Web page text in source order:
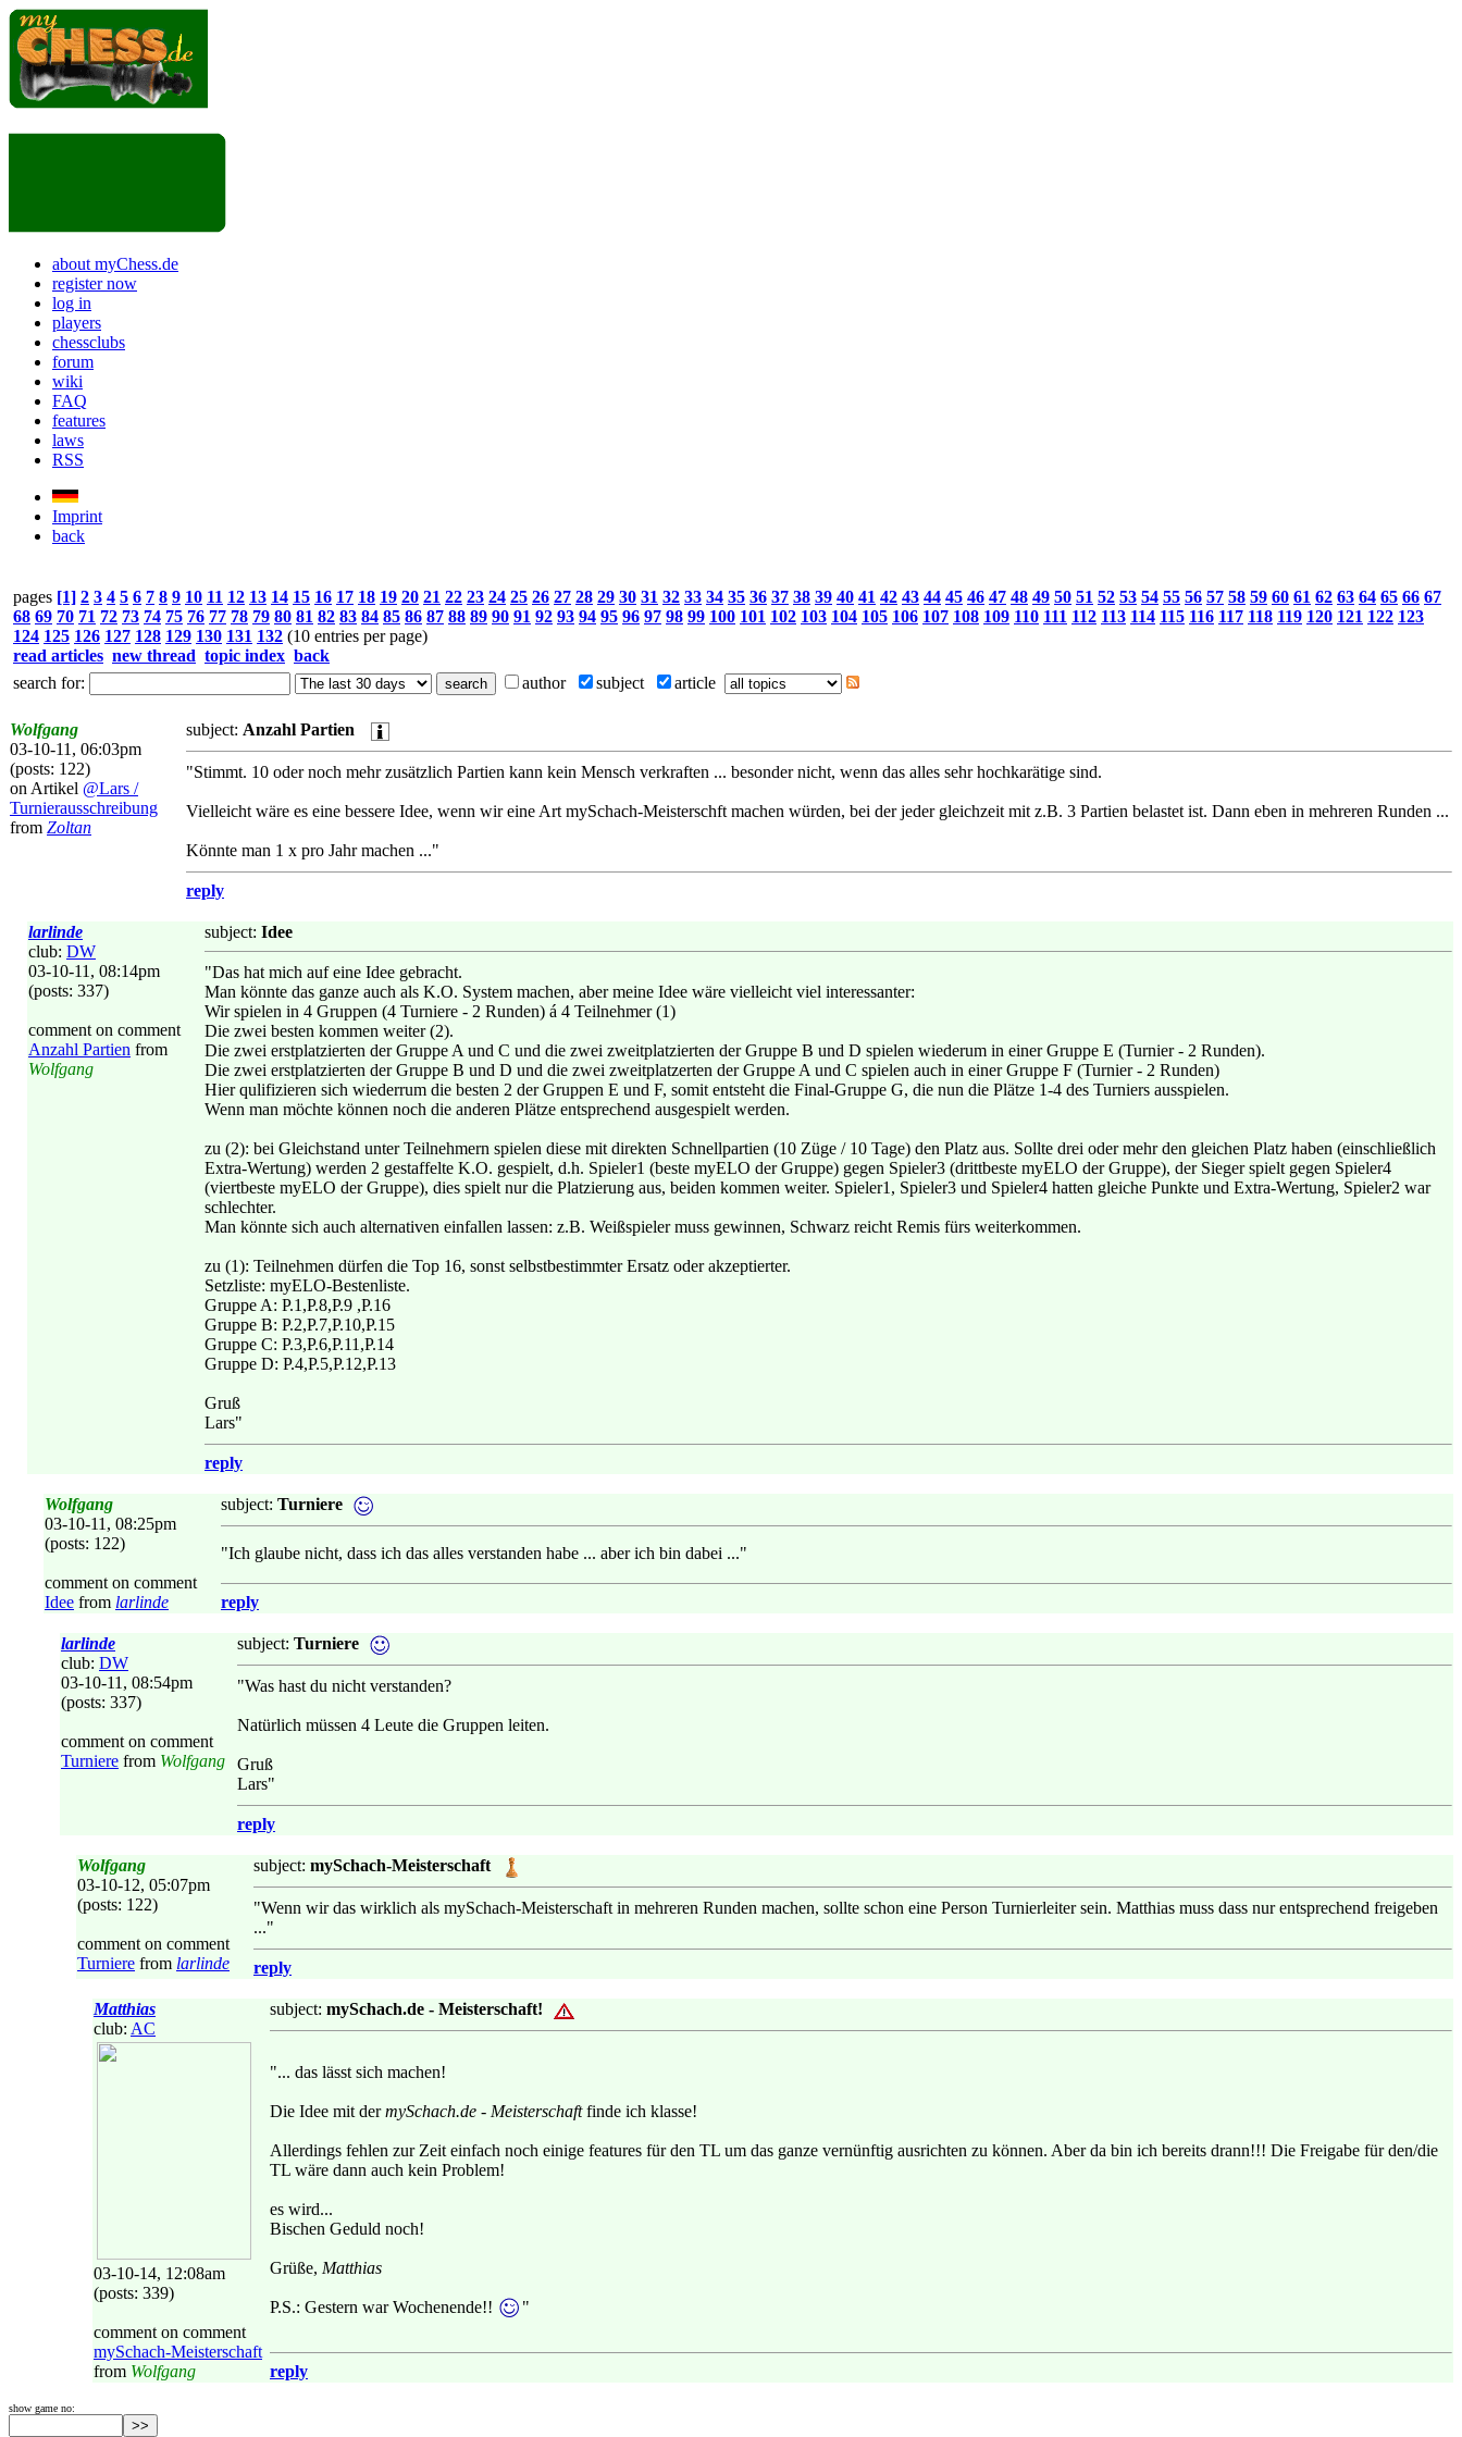
about myChess.de
register now
log in
players
chessclubs
forum
wiki
FAQ
features
laws
RSS
Imprint
back
pages [1] 2 3 4 5 6 7 8 9 10 11 12 13 14 15 16 17 18 19 20 21 22 23 24 25 26 27 28 29 30 31 32 33 34 35 36 37 38 39 40 41 42 43 44 45 46 47 48 49 50 51 52 53 54 55 56 57 58 59 60 61 62 63 64 65 66 67
68 69 70 71 72 73 74 75 76 77 78 79 80 81 82 83 84 85 86 87 88 89 90 91 92 93 94 95 96 97 98 99 100 101 102 103 104 105 106 107 108 109 110 111 112 113 114 115 116 117 118 119 120 121 122 123
124 125 126 127 128 129 130 131 132 (10 entries per page)
read articles new thread topic index back
search for:
author subject article
Wolfgang
03-10-11, 06:03pm
(posts: 122)
on Artikel @Lars /
Turnierausschreibung
from Zoltan
subject: Anzahl Partien
"Stimmt. 10 oder noch mehr zusätzlich Partien kann kein Mensch verkraften ... besonder nicht, wenn das alles sehr hochkarätige sind.
Vielleicht wäre es eine bessere Idee, wenn wir eine Art mySchach-Meisterschft machen würden, bei der jeder gleichzeit mit z.B. 3 Partien belastet ist. Dann eben in mehreren Runden ...
Könnte man 1 x pro Jahr machen ..."
reply
larlinde
club: DW
03-10-11, 08:14pm
(posts: 337)
comment on comment
Anzahl Partien from
Wolfgang
subject: Idee
"Das hat mich auf eine Idee gebracht.
Man könnte das ganze auch als K.O. System machen, aber meine Idee wäre vielleicht viel interessanter:
Wir spielen in 4 Gruppen (4 Turniere - 2 Runden) á 4 Teilnehmer (1)
Die zwei besten kommen weiter (2).
Die zwei erstplatzierten der Gruppe A und C und die zwei zweitplatzierten der Gruppe B und D spielen wiederum in einer Gruppe E (Turnier - 2 Runden).
Die zwei erstplatzierten der Gruppe B und D und die zwei zweitplatzerten der Gruppe A und C spielen auch in einer Gruppe F (Turnier - 2 Runden)
Hier qulifizieren sich wiederrum die besten 2 der Gruppen E und F, somit entsteht die Final-Gruppe G, die nun die Plätze 1-4 des Turniers ausspielen.
Wenn man möchte können noch die anderen Plätze entsprechend ausgespielt werden.
zu (2): bei Gleichstand unter Teilnehmern spielen diese mit direkten Schnellpartien (10 Züge / 10 Tage) den Platz aus. Sollte drei oder mehr den gleichen Platz haben (einschließlich
Extra-Wertung) werden 2 gestaffelte K.O. gespielt, d.h. Spieler1 (beste myELO der Gruppe) gegen Spieler3 (drittbeste myELO der Gruppe), der Sieger spielt gegen Spieler4
(viertbeste myELO der Gruppe), dies spielt nur die Platzierung aus, beiden kommen weiter. Spieler1, Spieler3 und Spieler4 hatten gleiche Punkte und Extra-Wertung, Spieler2 war
schlechter.
Man könnte sich auch alternativen einfallen lassen: z.B. Weißspieler muss gewinnen, Schwarz reicht Remis fürs weiterkommen.
zu (1): Teilnehmen dürfen die Top 16, sonst selbstbestimmter Ersatz oder akzeptierter.
Setzliste: myELO-Bestenliste.
Gruppe A: P.1,P.8,P.9 ,P.16
Gruppe B: P.2,P.7,P.10,P.15
Gruppe C: P.3,P.6,P.11,P.14
Gruppe D: P.4,P.5,P.12,P.13
Gruß
Lars"
reply
Wolfgang
03-10-11, 08:25pm
(posts: 122)
comment on comment
Idee from larlinde
subject: Turniere
"Ich glaube nicht, dass ich das alles verstanden habe ... aber ich bin dabei ..."
reply
larlinde
club: DW
03-10-11, 08:54pm
(posts: 337)
comment on comment
Turniere from Wolfgang
subject: Turniere
"Was hast du nicht verstanden?
Natürlich müssen 4 Leute die Gruppen leiten.
Gruß
Lars"
reply
Wolfgang
03-10-12, 05:07pm
(posts: 122)
comment on comment
Turniere from larlinde
subject: mySchach-Meisterschaft
"Wenn wir das wirklich als mySchach-Meisterschaft in mehreren Runden machen, sollte schon eine Person Turnierleiter sein. Matthias muss dass nur entsprechend freigeben
..."
reply
Matthias
club: AC
03-10-14, 12:08am
(posts: 339)
comment on comment
mySchach-Meisterschaft
from Wolfgang
subject: mySchach.de - Meisterschaft!
"... das lässt sich machen!
Die Idee mit dermySchach.de - Meisterschaftfinde ich klasse!
Allerdings fehlen zur Zeit einfach noch einige features für den TL um das ganze vernünftig ausrichten zu können. Aber da bin ich bereits drann!!! Die Freigabe für den/die
TL wäre dann auch kein Problem!
es wird...
Bischen Geduld noch!
Grüße, Matthias
P.S.: Gestern war Wochenende!! "
reply
show game no: